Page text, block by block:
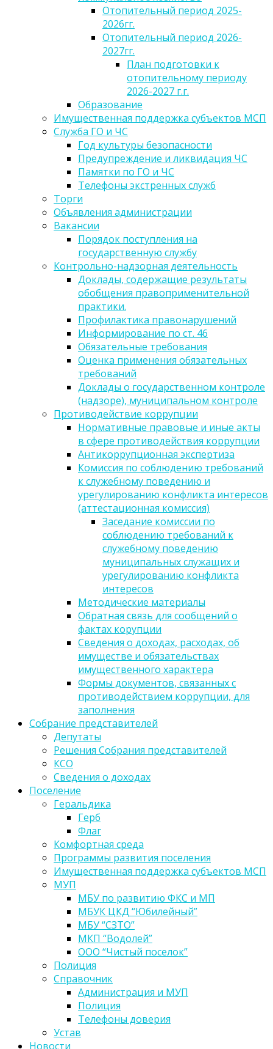
Отопительный период 2025-
2026гг.
Отопительный период 2026-
2027гг.
План подготовки к
отопительному периоду
2026-2027 г.г.
Образование
Имущественная поддержка субъектов МСП
Служба ГО и ЧС
Год культуры безопасности
Предупреждение и ликвидация ЧС
Памятки по ГО и ЧС
Телефоны экстренных служб
Торги
Объявления администрации
Вакансии
Порядок поступления на
государственную службу
Контрольно-надзорная деятельность
Доклады, содержащие результаты
обобщения правоприменительной
практики.
Профилактика правонарушений
Информирование по ст. 46
Обязательные требования
Оценка применения обязательных
требований
Доклады о государственном контроле
(надзоре), муниципальном контроле
Противодействие коррупции
Нормативные правовые и иные акты
в сфере противодействия коррупции
Антикоррупционная экспертиза
Комиссия по соблюдению требований
к служебному поведению и
урегулированию конфликта интересов
(аттестационная комиссия)
Заседание комиссии по
соблюдению требований к
служебному поведению
муниципальных служащих и
урегулированию конфликта
интересов
Методические материалы
Обратная связь для сообщений о
фактах корупции
Сведения о доходах, расходах, об
имуществе и обязательствах
имущественного характера
Формы документов, связанных с
противодействием коррупции, для
заполнения
Собрание представителей
Депутаты
Решения Собрания представителей
КСО
Сведения о доходах
Поселение
Геральдика
Герб
Флаг
Комфортная среда
Программы развития поселения
Имущественная поддержка субъектов МСП
МУП
МБУ по развитию ФКС и МП
МБУК ЦКД “Юбилейный”
МБУ “СЗТО”
МКП “Водолей”
ООО “Чистый поселок”
Полиция
Справочник
Администрация и МУП
Полиция
Телефоны доверия
Устав
Новости